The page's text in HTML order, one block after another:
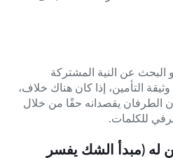
البحث عن النية المشتركة
التأمين، إذا كان هناك خلاف،
الطرفان يقصدانه حقًا من خلال
للكلمات.
له (مبدأ الشك يفسر